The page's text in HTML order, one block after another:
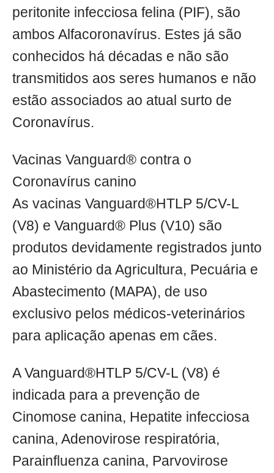
peritonite infecciosa felina (PIF), são
ambos Alfacoronavírus. Estes já são
conhecidos há décadas e não são
transmitidos aos seres humanos e não
estão associados ao atual surto de
Coronavírus.
Vacinas Vanguard® contra o
Coronavírus canino
As vacinas Vanguard®HTLP 5/CV-L
(V8) e Vanguard® Plus (V10) são
produtos devidamente registrados junto
ao Ministério da Agricultura, Pecuária e
Abastecimento (MAPA), de uso
exclusivo pelos médicos-veterinários
para aplicação apenas em cães.
A Vanguard®HTLP 5/CV-L (V8) é
indicada para a prevenção de
Cinomose canina, Hepatite infecciosa
canina, Adenovirose respiratória,
Parainfluenza canina, Parvovirose